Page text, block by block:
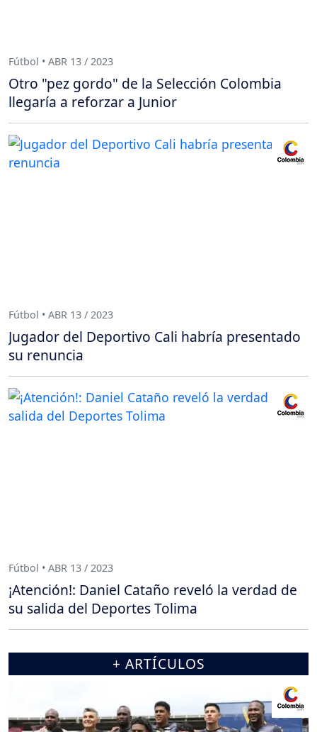
Fútbol • ABR 13 / 2023
Otro "pez gordo" de la Selección Colombia
llegaría a reforzar a Junior
Fútbol • ABR 13 / 2023
Jugador del Deportivo Cali habría presentado
su renuncia
Fútbol • ABR 13 / 2023
¡Atención!: Daniel Cataño reveló la verdad de
su salida del Deportes Tolima
+ ARTÍCULOS